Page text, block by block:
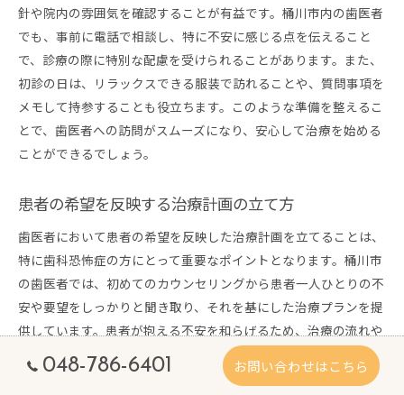
針や院内の雰囲気を確認することが有益です。桶川市内の歯医者
でも、事前に電話で相談し、特に不安に感じる点を伝えること
で、診療の際に特別な配慮を受けられることがあります。また、
初診の日は、リラックスできる服装で訪れることや、質問事項を
メモして持参することも役立ちます。このような準備を整えるこ
とで、歯医者への訪問がスムーズになり、安心して治療を始める
ことができるでしょう。
患者の希望を反映する治療計画の立て方
歯医者において患者の希望を反映した治療計画を立てることは、
特に歯科恐怖症の方にとって重要なポイントとなります。桶川市
の歯医者では、初めてのカウンセリングから患者一人ひとりの不
安や要望をしっかりと聞き取り、それを基にした治療プランを提
供しています。患者が抱える不安を和らげるため、治療の流れや
使用する技術についても詳しく説明し、納得できる形で治療を進
めることが求められます。痛みの少ない治療の導入やリラックス
048-786-6401 お問い合わせはこちら